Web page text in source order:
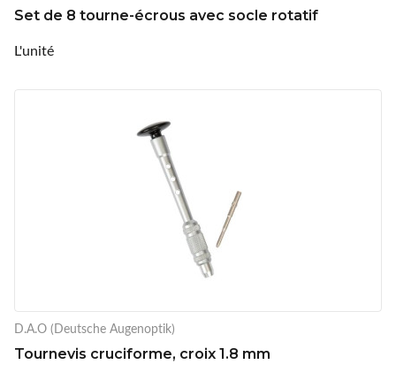
Set de 8 tourne-écrous avec socle rotatif
L'unité
D.A.O (Deutsche Augenoptik)
Tournevis cruciforme, croix 1.8 mm